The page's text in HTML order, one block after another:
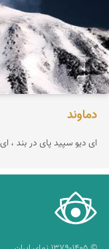
دماوند
ای دیو سپید پای در بند ،